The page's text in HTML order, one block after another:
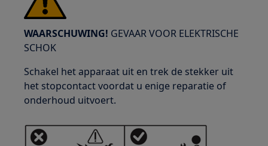
WAARSCHUWING! GEVAAR VOOR ELEKTRISCHE
SCHOK
Schakel het apparaat uit en trek de stekker uit
het stopcontact voordat u enige reparatie of
onderhoud uitvoert.